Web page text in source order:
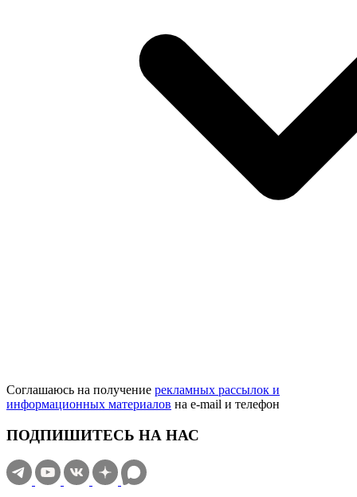
Соглашаюсь на получение рекламных рассылок и
информационных материалов на e‑mail и телефон
ПОДПИШИТЕСЬ НА НАС